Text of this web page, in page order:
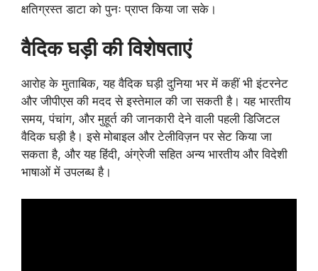
क्षतिग्रस्त डाटा को पुनः प्राप्त किया जा सके।
वैदिक घड़ी की विशेषताएं
आरोह के मुताबिक, यह वैदिक घड़ी दुनिया भर में कहीं भी इंटरनेट
और जीपीएस की मदद से इस्तेमाल की जा सकती है। यह भारतीय
समय, पंचांग, और मुहूर्त की जानकारी देने वाली पहली डिजिटल
वैदिक घड़ी है। इसे मोबाइल और टेलीविज़न पर सेट किया जा
सकता है, और यह हिंदी, अंग्रेजी सहित अन्य भारतीय और विदेशी
भाषाओं में उपलब्ध है।